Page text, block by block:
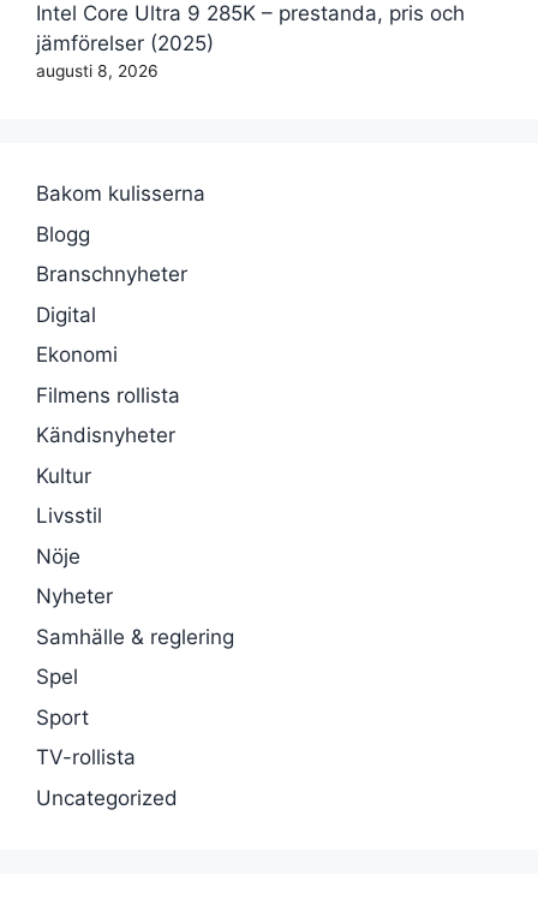
Intel Core Ultra 9 285K – prestanda, pris och
jämförelser (2025)
augusti 8, 2026
Bakom kulisserna
Blogg
Branschnyheter
Digital
Ekonomi
Filmens rollista
Kändisnyheter
Kultur
Livsstil
Nöje
Nyheter
Samhälle & reglering
Spel
Sport
TV-rollista
Uncategorized